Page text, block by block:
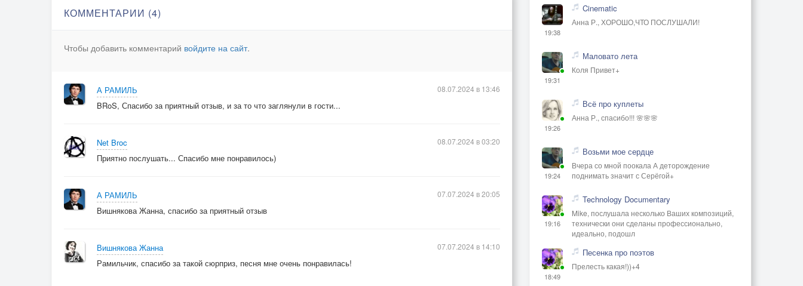
КОММЕНТАРИИ (4)
Чтобы добавить комментарий войдите на сайт.
А РАМИЛЬ
BRoS, Спасибо за приятный отзыв, и за то что заглянули в гости...
08.07.2024 в 13:46
Net Broc
Приятно послушать... Спасибо мне понравилось)
08.07.2024 в 03:20
А РАМИЛЬ
Вишнякова Жанна, спасибо за приятный отзыв
07.07.2024 в 20:05
Вишнякова Жанна
Рамильчик, спасибо за такой сюрприз, песня мне очень понравилась!
07.07.2024 в 14:10
19:38
Cinematic
Анна Р., ХОРОШО,ЧТО ПОСЛУШАЛИ!
19:31
Маловато лета
Коля Привет+
19:26
Всё про куплеты
Анна Р., спасибо!!! 🌸🌸🌸
19:24
Возьми мое сердце
Вчера со мной поокала А деторождение
поднимать значит с Серёгой+
19:16
Technology Documentary
Mike, послушала несколько Ваших композиций,
технически они сделаны профессионально,
идеально, подошл
18:49
Песенка про поэтов
Прелесть какая!))+4